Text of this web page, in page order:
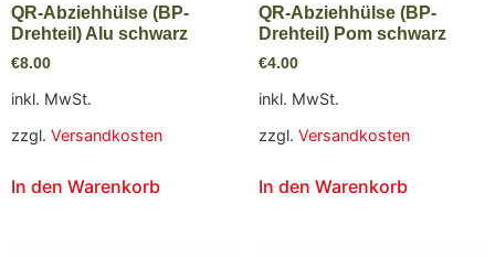
QR-Abziehhülse (BP-
Drehteil) Alu schwarz
€8.00
inkl. MwSt.
zzgl. Versandkosten
In den Warenkorb
QR-Abziehhülse (BP-
Drehteil) Pom schwarz
€4.00
inkl. MwSt.
zzgl. Versandkosten
In den Warenkorb